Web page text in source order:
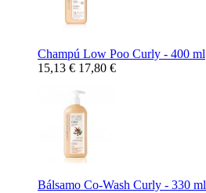
Champú Low Poo Curly - 400 ml
15,13 € 17,80 €
Bálsamo Co-Wash Curly - 330 ml